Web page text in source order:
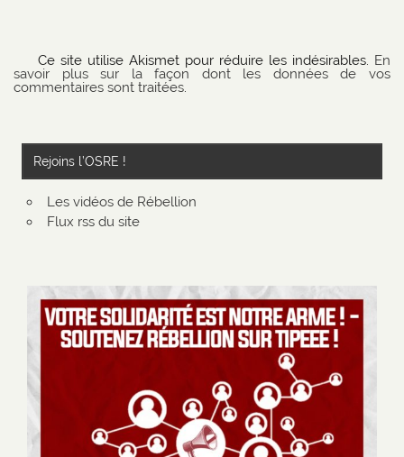
Ce site utilise Akismet pour réduire les indésirables. En
savoir plus sur la façon dont les données de vos
commentaires sont traitées.
Rejoins l’OSRE !
Les vidéos de Rébellion
Flux rss du site